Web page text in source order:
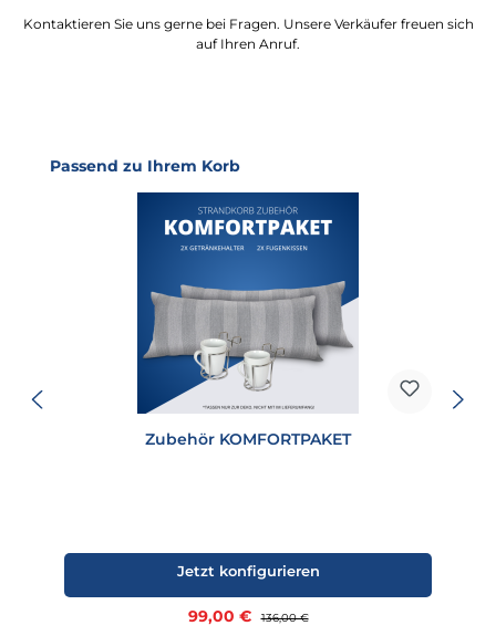
Kontaktieren Sie uns gerne bei Fragen. Unsere Verkäufer freuen sich
auf Ihren Anruf.
Produktgalerie überspringen
Passend zu Ihrem Korb
Zubehör KOMFORTPAKET
Verkaufspreis:
99,00 € Regulärer Preis:
136,00 €
Jetzt konfigurieren